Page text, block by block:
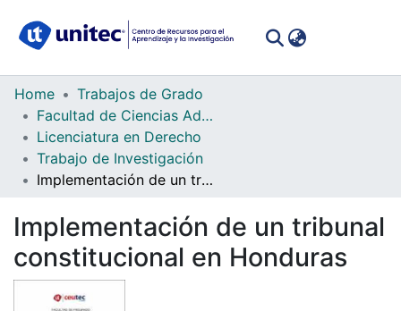
Communities
Collections
All of DSpace
Statistics
Home
Trabajos de Grado
Facultad de Ciencias Administrativas y Sociales
Licenciatura en Derecho
Trabajo de Investigación
Implementación de un tribunal constitucional en Honduras
Implementación de un tribunal
constitucional en Honduras